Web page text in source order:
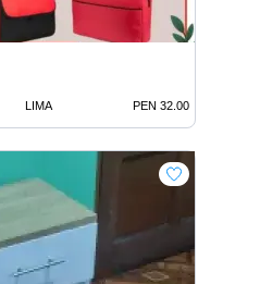
LIMA PEN 32.00